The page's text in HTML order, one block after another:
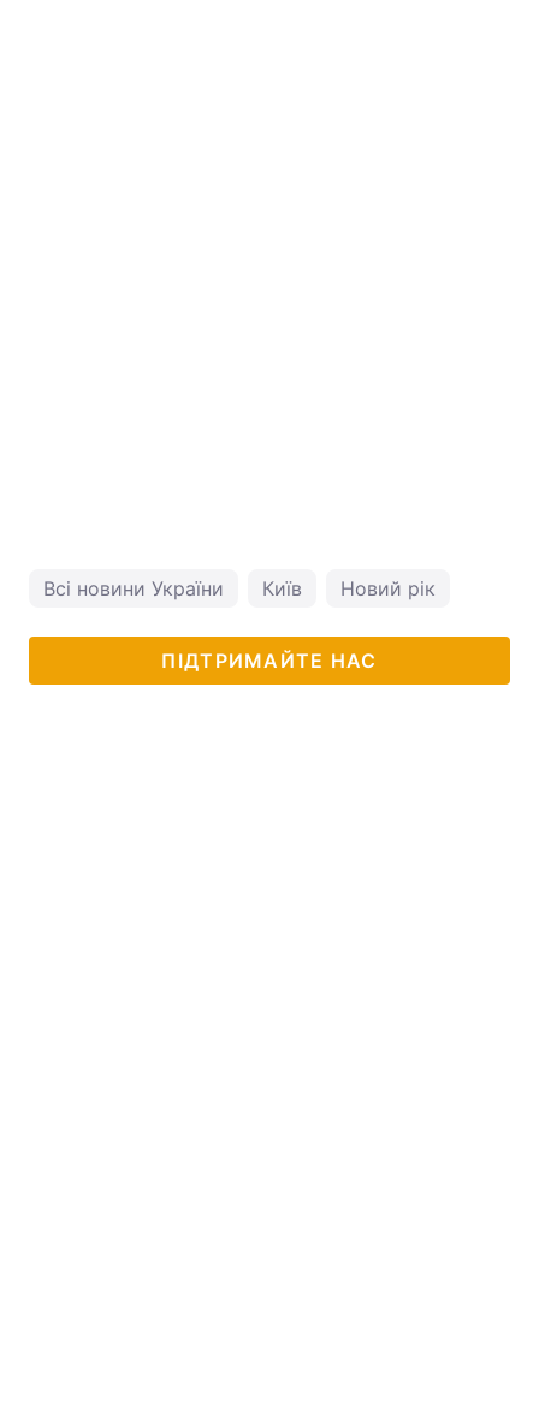
Всі новини України Київ Новий рік
ПІДТРИМАЙТЕ НАС